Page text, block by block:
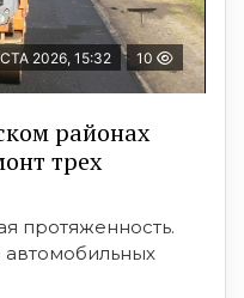
2026, 15:32 10
районах
трех
протяженность.